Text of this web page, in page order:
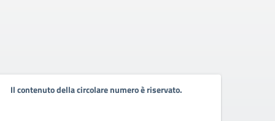
Il contenuto della circolare numero è riservato.